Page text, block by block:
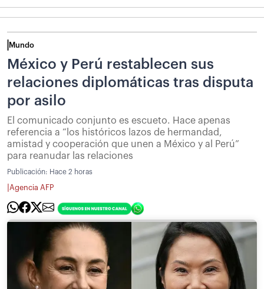
Mundo
México y Perú restablecen sus
relaciones diplomáticas tras disputa
por asilo
El comunicado conjunto es escueto. Hace apenas
referencia a “los históricos lazos de hermandad,
amistad y cooperación que unen a México y al Perú”
para reanudar las relaciones
Publicación: Hace 2 horas
Agencia AFP